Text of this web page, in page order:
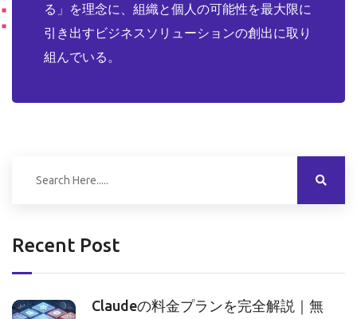
る」を理念に、組織と個人の可能性を最大限に
引き出すビジネスソリューションの創出に取り
組んでいる。
Recent Post
Claudeの料金プランを完全解説｜無